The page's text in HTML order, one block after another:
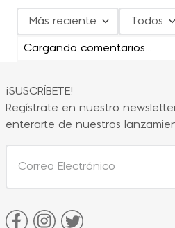
Más reciente Todos
Cargando comentarios…
¡SUSCRÍBETE!
Regístrate en nuestro
enterarte de nuestros